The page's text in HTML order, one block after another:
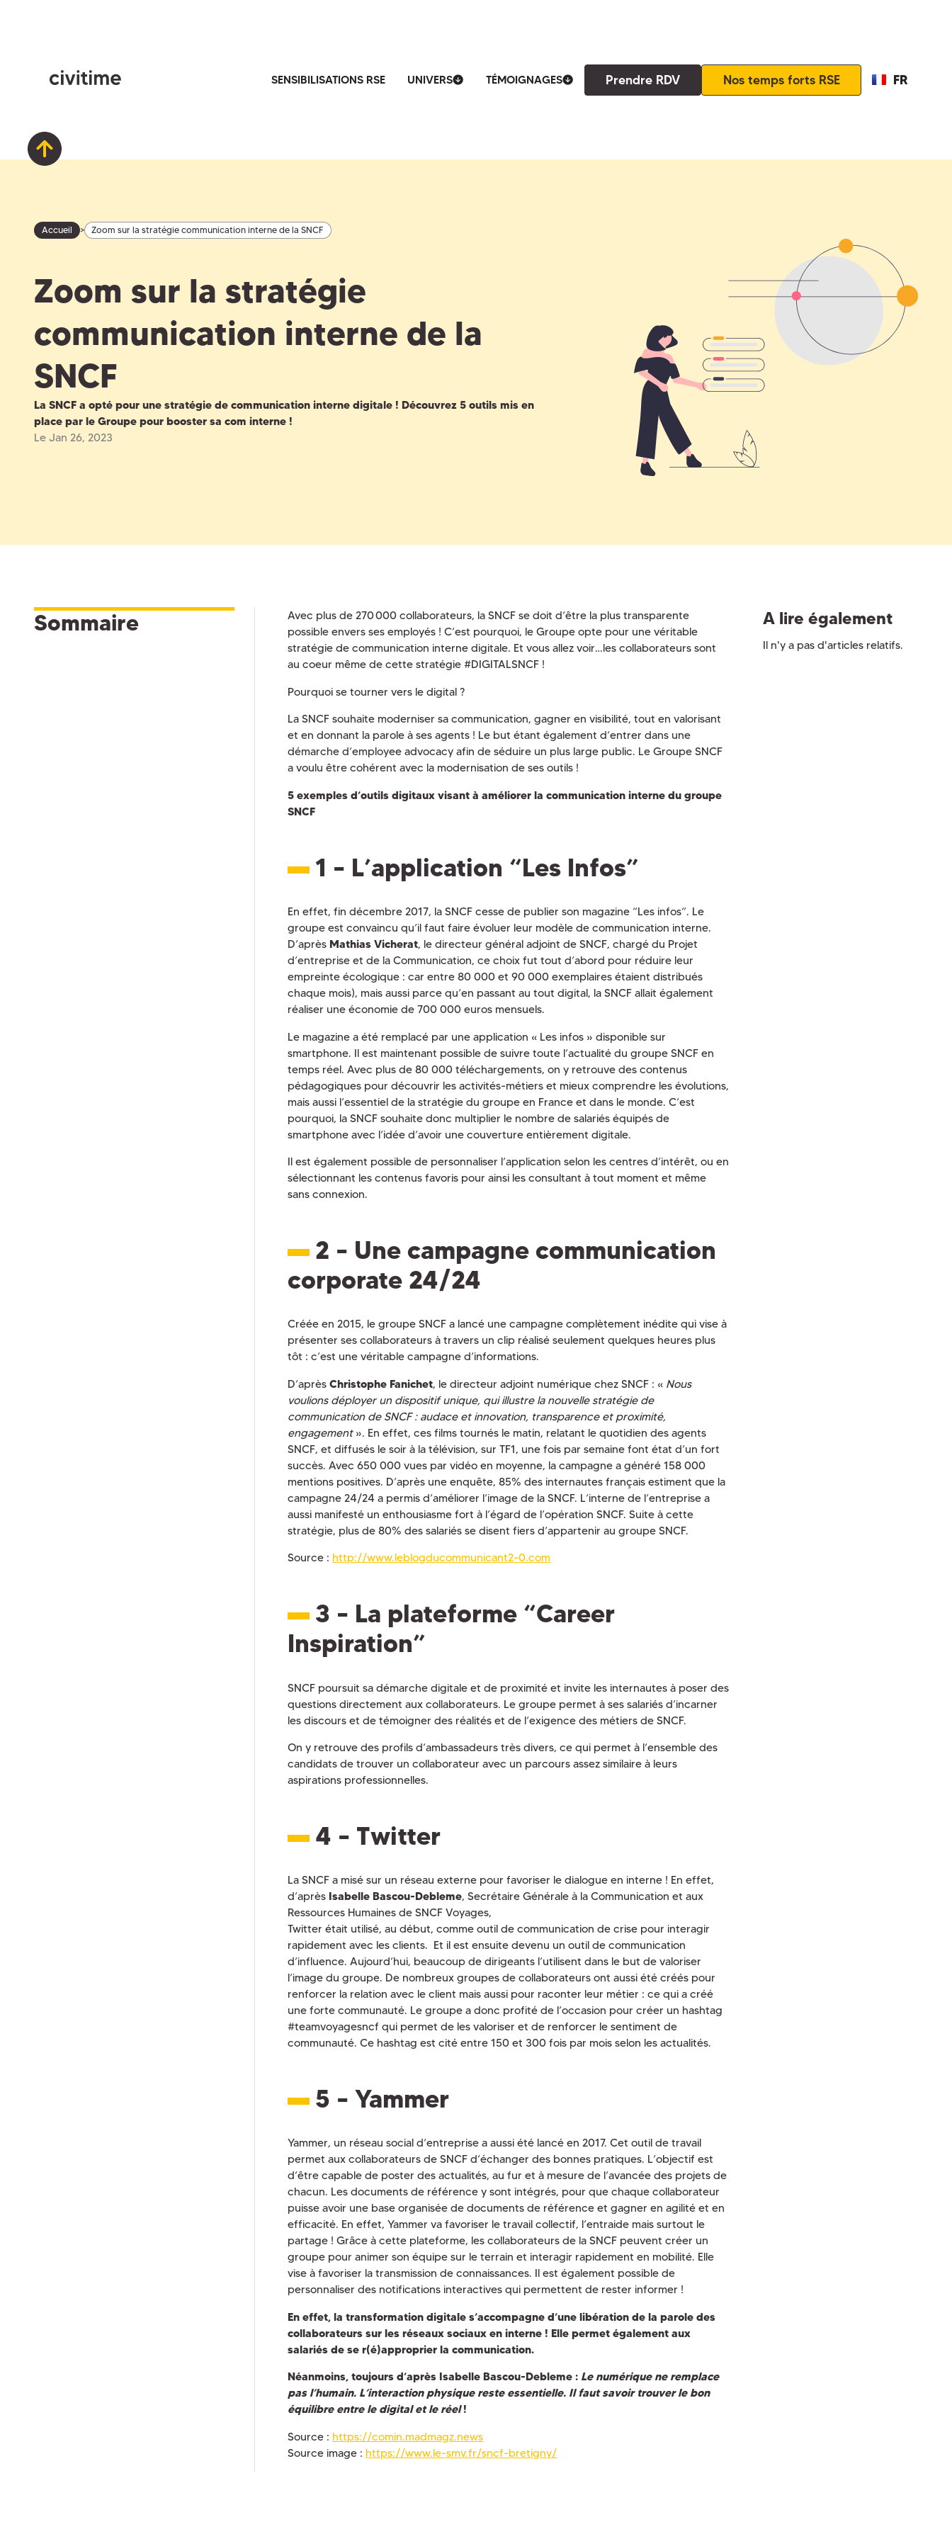
SENSIBILISATIONS RSE UNIVERS TÉMOIGNAGES Prendre RDV Nos temps forts RSE FR
Accueil > Zoom sur la stratégie communication interne de la SNCF
Zoom sur la stratégie
communication interne de la
SNCF
La SNCF a opté pour une stratégie de communication interne digitale ! Découvrez 5 outils mis en
place par le Groupe pour booster sa com interne !
Le Jan 26, 2023
Sommaire
Avec plus de 270 000 collaborateurs, la SNCF se doit d’être la plus transparente
possible envers ses employés ! C’est pourquoi, le Groupe opte pour une véritable
stratégie de communication interne digitale. Et vous allez voir…les collaborateurs sont
au coeur même de cette stratégie #DIGITALSNCF !
Pourquoi se tourner vers le digital ?
La SNCF souhaite moderniser sa communication, gagner en visibilité, tout en valorisant
et en donnant la parole à ses agents ! Le but étant également d’entrer dans une
démarche d’employee advocacy afin de séduire un plus large public. Le Groupe SNCF
a voulu être cohérent avec la modernisation de ses outils !
5 exemples d’outils digitaux visant à améliorer la communication interne du groupe
SNCF
1 – L’application “Les Infos”
En effet, fin décembre 2017, la SNCF cesse de publier son magazine “Les infos”. Le
groupe est convaincu qu’il faut faire évoluer leur modèle de communication interne.
D’après Mathias Vicherat, le directeur général adjoint de SNCF, chargé du Projet
d’entreprise et de la Communication, ce choix fut tout d’abord pour réduire leur
empreinte écologique : car entre 80 000 et 90 000 exemplaires étaient distribués
chaque mois), mais aussi parce qu’en passant au tout digital, la SNCF allait également
réaliser une économie de 700 000 euros mensuels.
Le magazine a été remplacé par une application « Les infos » disponible sur
smartphone. Il est maintenant possible de suivre toute l’actualité du groupe SNCF en
temps réel. Avec plus de 80 000 téléchargements, on y retrouve des contenus
pédagogiques pour découvrir les activités-métiers et mieux comprendre les évolutions,
mais aussi l’essentiel de la stratégie du groupe en France et dans le monde. C’est
pourquoi, la SNCF souhaite donc multiplier le nombre de salariés équipés de
smartphone avec l’idée d’avoir une couverture entièrement digitale.
Il est également possible de personnaliser l’application selon les centres d’intérêt, ou en
sélectionnant les contenus favoris pour ainsi les consultant à tout moment et même
sans connexion.
2 – Une campagne communication
corporate 24/24
Créée en 2015, le groupe SNCF a lancé une campagne complètement inédite qui vise à
présenter ses collaborateurs à travers un clip réalisé seulement quelques heures plus
tôt : c’est une véritable campagne d’informations.
D’aprèsChristophe Fanichet, le directeur adjoint numérique chez SNCF : « Nous
voulions déployer un dispositif unique, qui illustre la nouvelle stratégie de
communication de SNCF : audace et innovation, transparence et proximité,
engagement». En effet, ces films tournés le matin, relatant le quotidien des agents
SNCF, et diffusés le soir à la télévision, sur TF1, une fois par semaine font état d’un fort
succès. Avec 650 000 vues par vidéo en moyenne, la campagne a généré 158 000
mentions positives. D’après une enquête, 85% des internautes français estiment que la
campagne 24/24 a permis d’améliorer l’image de la SNCF. L’interne de l’entreprise a
aussi manifesté un enthousiasme fort à l’égard de l’opération SNCF. Suite à cette
stratégie, plus de 80% des salariés se disent fiers d’appartenir au groupe SNCF.
Source : http://www.leblogducommunicant2-0.com
3 – La plateforme “Career
Inspiration”
SNCF poursuit sa démarche digitale et de proximité et invite les internautes à poser des
questions directement aux collaborateurs. Le groupe permet à ses salariés d’incarner
les discours et de témoigner des réalités et de l’exigence des métiers de SNCF.
On y retrouve des profils d’ambassadeurs très divers, ce qui permet à l’ensemble des
candidats de trouver un collaborateur avec un parcours assez similaire à leurs
aspirations professionnelles.
4 – Twitter
La SNCF a misé sur un réseau externe pour favoriser le dialogue en interne ! En effet,
d’après Isabelle Bascou-Debleme, Secrétaire Générale à la Communication et aux
Ressources Humaines de SNCF Voyages,
Twitter était utilisé, au début, comme outil de communication de crise pour interagir
rapidement avec les clients. Et il est ensuite devenu un outil de communication
d’influence. Aujourd’hui, beaucoup de dirigeants l’utilisent dans le but de valoriser
l’image du groupe. De nombreux groupes de collaborateurs ont aussi été créés pour
renforcer la relation avec le client mais aussi pour raconter leur métier : ce qui a créé
une forte communauté. Le groupe a donc profité de l’occasion pour créer un hashtag
#teamvoyagesncf qui permet de les valoriser et de renforcer le sentiment de
communauté. Ce hashtag est cité entre 150 et 300 fois par mois selon les actualités.
5 – Yammer
Yammer, un réseau social d’entreprise a aussi été lancé en 2017. Cet outil de travail
permet aux collaborateurs de SNCF d’échanger des bonnes pratiques. L’objectif est
d’être capable de poster des actualités, au fur et à mesure de l’avancée des projets de
chacun. Les documents de référence y sont intégrés, pour que chaque collaborateur
puisse avoir une base organisée de documents de référence et gagner en agilité et en
efficacité. En effet, Yammer va favoriser le travail collectif, l’entraide mais surtout le
partage ! Grâce à cette plateforme, les collaborateurs de la SNCF peuvent créer un
groupe pour animer son équipe sur le terrain et interagir rapidement en mobilité. Elle
vise à favoriser la transmission de connaissances. Il est également possible de
personnaliser des notifications interactives qui permettent de rester informer !
En effet, la transformation digitale s’accompagne d’une libération de la parole des
collaborateurs sur les réseaux sociaux en interne ! Elle permet également aux
salariés de se r(é)approprier la communication.
Néanmoins, toujours d’après Isabelle Bascou-Debleme : Le numérique ne remplace
pas l’humain. L’interaction physique reste essentielle. Il faut savoir trouver le bon
équilibre entre le digital et le réel!
Source : https://comin.madmagz.news
Source image : https://www.le-smv.fr/sncf-bretigny/
A lire également
Il n'y a pas d'articles relatifs.